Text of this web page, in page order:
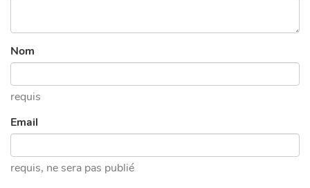
Nom
requis
Email
requis, ne sera pas publié